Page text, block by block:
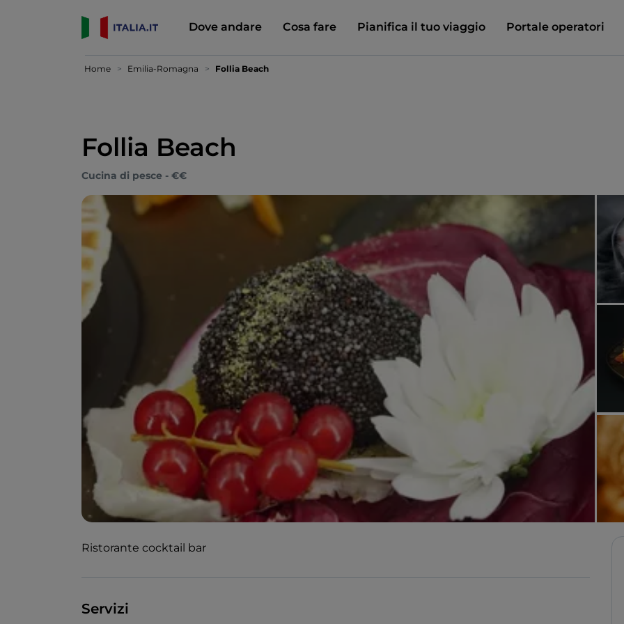
Dove andare Cosa fare Pianifica il tuo viaggio Portale operatori
Home Emilia-Romagna Follia Beach
Follia Beach
Cucina di pesce - €€
Ristorante cocktail bar
Servizi